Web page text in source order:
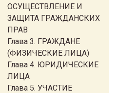
ОСУЩЕСТВЛЕНИЕ И
ЗАЩИТА ГРАЖДАНСКИХ
ПРАВ
Глава 3. ГРАЖДАНЕ
(ФИЗИЧЕСКИЕ ЛИЦА)
Глава 4. ЮРИДИЧЕСКИЕ
ЛИЦА
Глава 5. УЧАСТИЕ